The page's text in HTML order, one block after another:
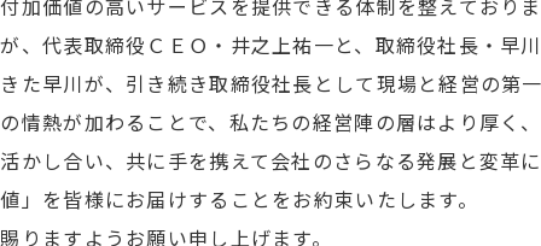
、代表取締役ＣＥＯ・井之上祐一と、取締役社長・早
た早川が、引き続き取締役社長として現場と経営の第
情熱が加わることで、私たちの経営陣の層はより厚く
かし合い、共に手を携えて会社のさらなる発展と変革に
」を皆様にお届けすることをお約束いたします。
りますようお願い申し上げます。